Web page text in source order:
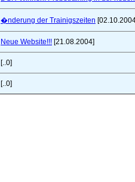
�nderung der Trainigszeiten
Neue Website!!! [21.08.2004]
[..0]
[..0]